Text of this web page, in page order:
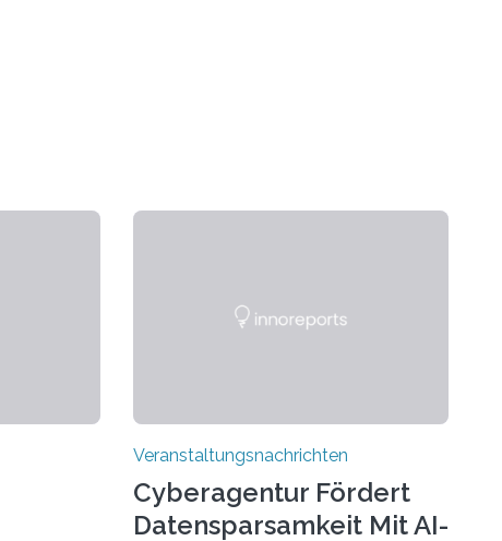
Veranstaltungsnachrichten
Cyberagentur Fördert
Datensparsamkeit Mit AI-